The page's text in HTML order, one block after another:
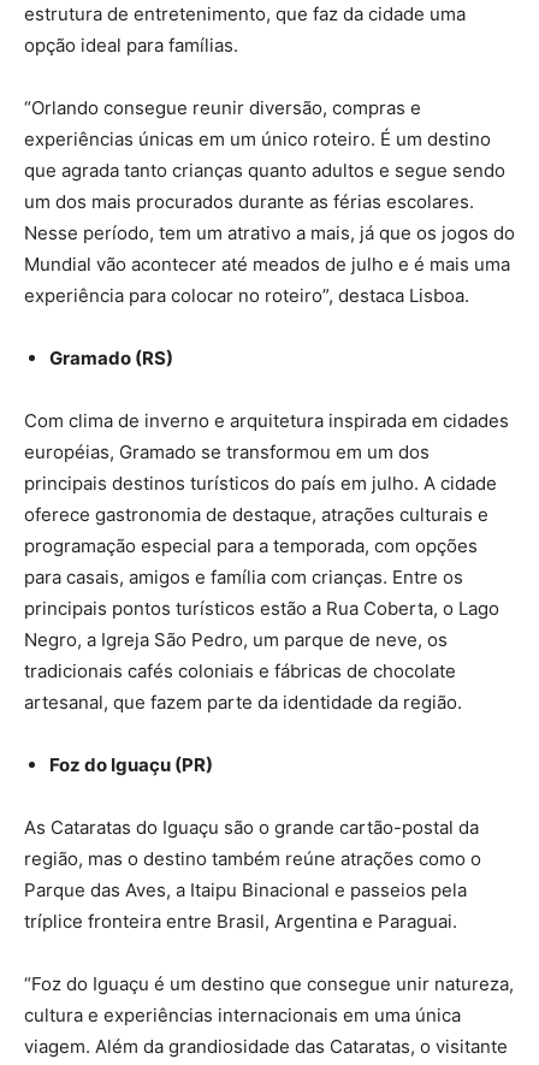
estrutura de entretenimento, que faz da cidade uma
opção ideal para famílias.
“Orlando consegue reunir diversão, compras e
experiências únicas em um único roteiro. É um destino
que agrada tanto crianças quanto adultos e segue sendo
um dos mais procurados durante as férias escolares.
Nesse período, tem um atrativo a mais, já que os jogos do
Mundial vão acontecer até meados de julho e é mais uma
experiência para colocar no roteiro”, destaca Lisboa.
Gramado (RS)
Com clima de inverno e arquitetura inspirada em cidades
européias, Gramado se transformou em um dos
principais destinos turísticos do país em julho. A cidade
oferece gastronomia de destaque, atrações culturais e
programação especial para a temporada, com opções
para casais, amigos e família com crianças. Entre os
principais pontos turísticos estão a Rua Coberta, o Lago
Negro, a Igreja São Pedro, um parque de neve, os
tradicionais cafés coloniais e fábricas de chocolate
artesanal, que fazem parte da identidade da região.
Foz do Iguaçu (PR)
As Cataratas do Iguaçu são o grande cartão-postal da
região, mas o destino também reúne atrações como o
Parque das Aves, a Itaipu Binacional e passeios pela
tríplice fronteira entre Brasil, Argentina e Paraguai.
“Foz do Iguaçu é um destino que consegue unir natureza,
cultura e experiências internacionais em uma única
viagem. Além da grandiosidade das Cataratas, o visitante